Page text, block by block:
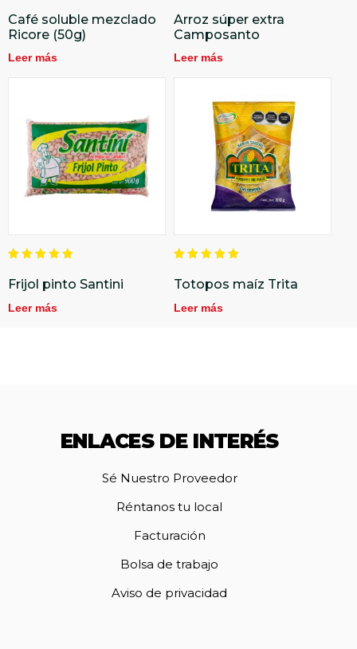
en
5.00
de 5
Café soluble mezclado
Ricore (50g)
Leer más
en
5.00
de 5
Arroz súper extra
Camposanto
Leer más
en
5.00
Frijol pinto Santini
Leer más
en
5.00
Totopos maíz Trita
Leer más
ENLACES DE INTERÉS
Sé Nuestro Proveedor
Réntanos tu local
Facturación
Bolsa de trabajo
Aviso de privacidad